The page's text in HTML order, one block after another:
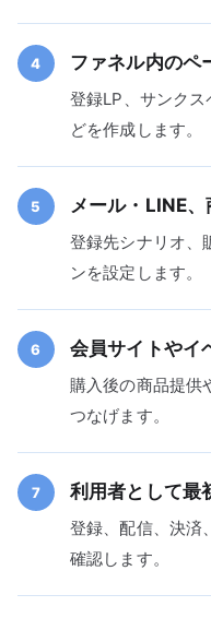
4 ファネル内のペ
登録LP、サンク
どを作成します。
5 メール・LINE
登録先シナリオ、
ンを設定します。
6 会員サイトやイ
購入後の商品提供
つなげます。
7 利用者として最
登録、配信、決済
確認します。